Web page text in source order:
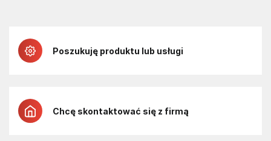
Poszukuję produktu lub usługi
Chcę skontaktować się z firmą